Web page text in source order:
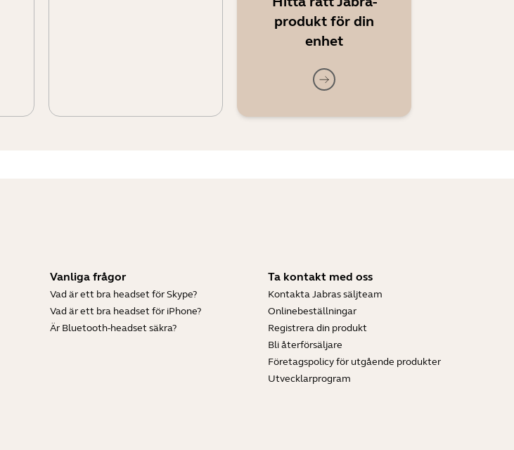
produkt för din
enhet
Vanliga frågor
Vad är ett bra headset för Skype?
Vad är ett bra headset för iPhone?
Är Bluetooth-headset säkra?
Ta kontakt med oss
Kontakta Jabras säljteam
Onlinebeställningar
Registrera din produkt
Bli återförsäljare
Företagspolicy för utgående produkter
Utvecklarprogram